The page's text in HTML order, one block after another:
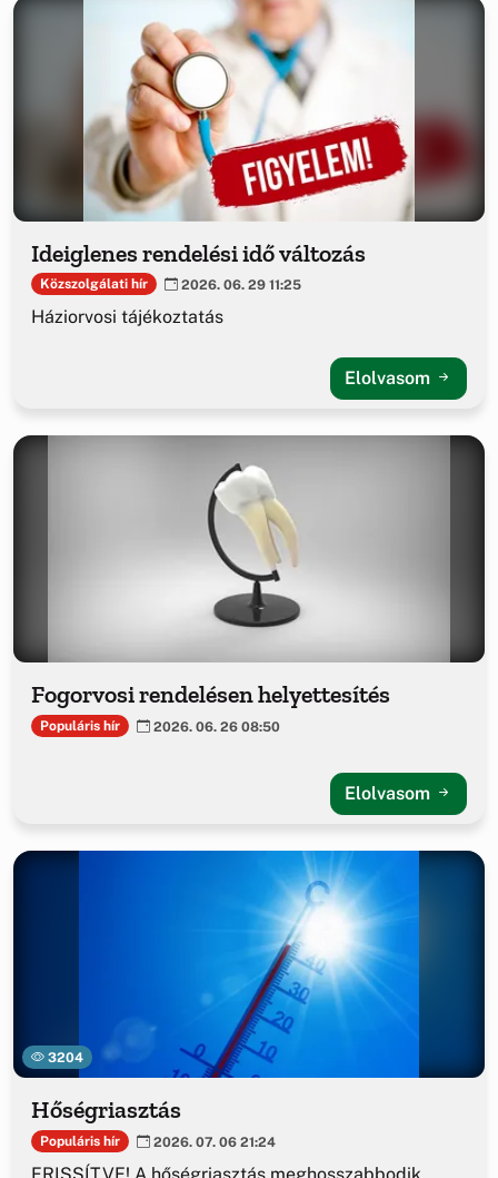
Ideiglenes rendelési idő változás
Közszolgálati hír 2026. 06. 29 11:25
Háziorvosi tájékoztatás
Elolvasom
Fogorvosi rendelésen helyettesítés
Populáris hír 2026. 06. 26 08:50
Elolvasom
3204
Hőségriasztás
Populáris hír 2026. 07. 06 21:24